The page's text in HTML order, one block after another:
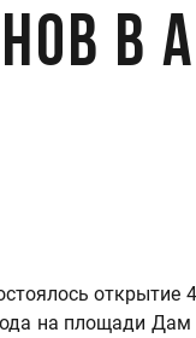
в
на площади